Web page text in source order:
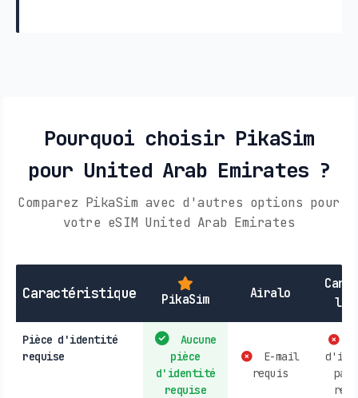
Pourquoi choisir PikaSim
pour United Arab Emirates ?
Comparez PikaSim avec d'autres options pour
votre eSIM United Arab Emirates
Caractéristique PikaSim Airalo
Pièce d'identité
requise
Aucune
pièce
d'identité
requise
E-mail
requis